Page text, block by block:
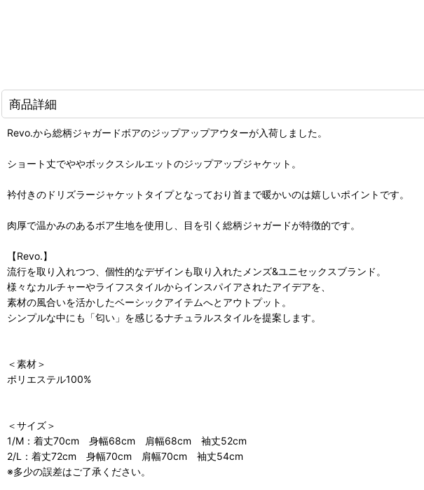
商品詳細
Revo.から総柄ジャガードボアのジップアップアウターが入荷しました。
ショート丈でややボックスシルエットのジップアップジャケット。
衿付きのドリズラージャケットタイプとなっており首まで暖かいのは嬉しいポイントです。
肉厚で温かみのあるボア生地を使用し、目を引く総柄ジャガードが特徴的です。
【Revo.】
流行を取り入れつつ、個性的なデザインも取り入れたメンズ&ユニセックスブランド。
様々なカルチャーやライフスタイルからインスパイアされたアイデアを、
素材の風合いを活かしたベーシックアイテムへとアウトプット。
シンプルな中にも「匂い」を感じるナチュラルスタイルを提案します。
＜素材＞
ポリエステル100%
＜サイズ＞
1/M：着丈70cm 身幅68cm 肩幅68cm 袖丈52cm
2/L：着丈72cm 身幅70cm 肩幅70cm 袖丈54cm
※多少の誤差はご了承ください。